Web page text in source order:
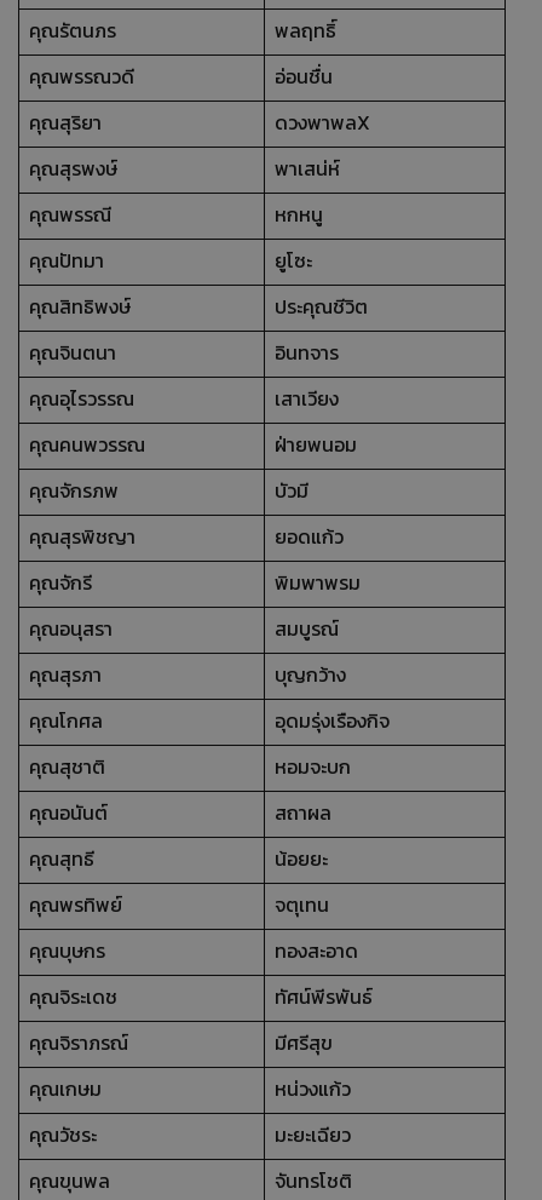
คุณรัตนภร พลฤทธิ์
คุณพรรณวดี อ่อนชื่น
คุณสุริยา ดวงพาพลX
คุณสุรพงษ์ พาเสน่ห์
คุณพรรณี หกหนู
คุณปัทมา ยูโซะ
คุณสิทธิพงษ์ ประคุณชีวิต
คุณจินตนา อินทจาร
คุณอุไรวรรณ เสาเวียง
คุณคนพวรรณ ฝ่ายพนอม
คุณจักรภพ บัวมี
คุณสุรพิชญา ยอดแก้ว
คุณจักรี พิมพาพรม
คุณอนุสรา สมบูรณ์
คุณสุรภา บุญกว้าง
คุณโกศล อุดมรุ่งเรืองกิจ
คุณสุชาติ หอมจะบก
คุณอนันต์ สถาผล
คุณสุทธี น้อยยะ
คุณพรทิพย์ จตุเทน
คุณบุษกร ทองสะอาด
คุณจิระเดช ทัศน์พีรพันธ์
คุณจิราภรณ์ มีศรีสุข
คุณเกษม หน่วงแก้ว
คุณวัชระ มะยะเฉียว
คุณขุนพล จันทรโชติ